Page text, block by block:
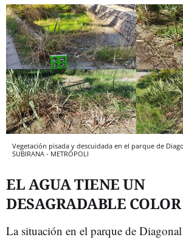
Vegetación pisada y descuidada en el parque de
SUBIRANA - METRÓPOLI
EL AGUA TIENE UN
DESAGRADABLE
La situación en el parque de